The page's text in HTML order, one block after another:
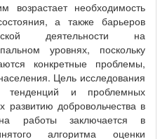
необходимость
а также барьеров
деятельности на
уровнях, поскольку
конкретные проблемы,
Цель исследования
и проблемных
развитию добровольчества в
работы заключается в
алгоритма оценки